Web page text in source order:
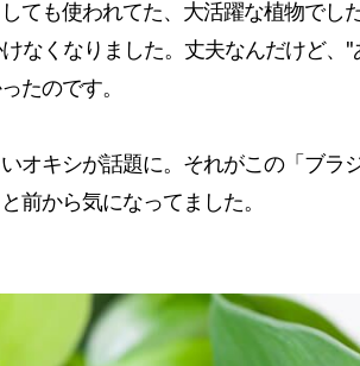
ても使われてた、大活躍な植物でした
なくなりました。丈夫なんだけど、
たのです。
オキシが話題に。それがこの「ブラ
前から気になってました。